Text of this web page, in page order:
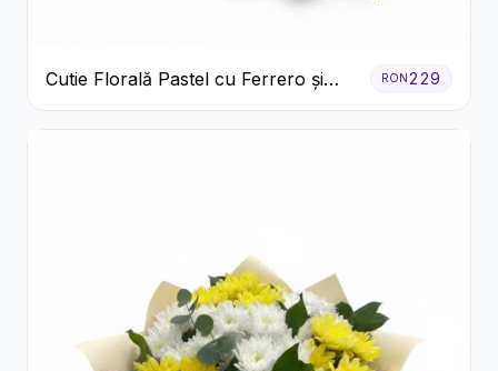
Cutie Florală Pastel cu Ferrero și
Raffaello
RON229